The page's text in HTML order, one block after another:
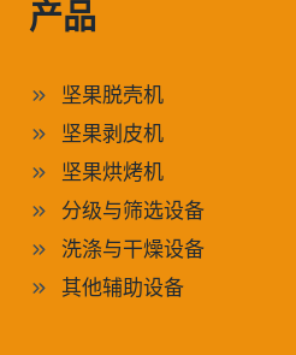
产品
坚果脱壳机
坚果剥皮机
坚果烘烤机
分级与筛选设备
洗涤与干燥设备
其他辅助设备